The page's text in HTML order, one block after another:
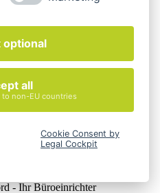
im unverbindlichen
- Ihr Büroeinrichter
optional
all
non-EU countries
Cookie Consent by
Legal Cockpit